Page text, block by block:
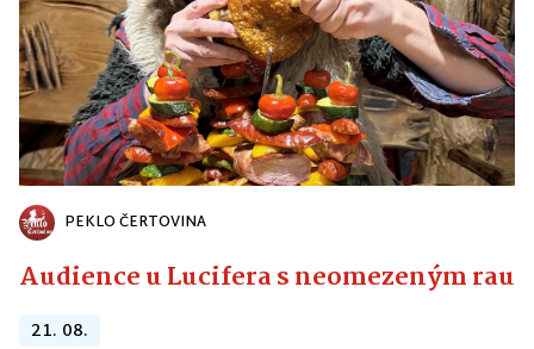
PEKLO ČERTOVINA
Audience u Lucifera s neomezeným
21. 08.